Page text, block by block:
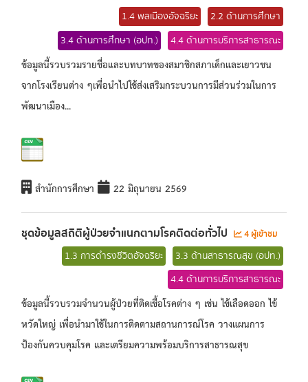
1.4 พลเมืองอัจฉริยะ
2.2 ด้านการศึกษา
3.4 ด้านการศึกษา (อปท.)
4.4 ด้านการบริการสาธารณะ
ข้อมูลนี้รวบรวมรายชื่อและบทบาทของสมาชิกสภาเด็กและเยาวชน
จากโรงเรียนต่าง ๆเพื่อนำไปใช้ส่งเสริมกระบวนการมีส่วนร่วมในการ
พัฒนาเมือง...
สำนักการศึกษา 22 มิถุนายน 2569
ชุดข้อมูลสถิติผู้ป่วยจำแนกตามโรคติดต่อทั่วไป 4 ผู้เข้าชม
1.3 การดำรงชีวิตอัจฉริยะ
3.3 ด้านสาธารณสุข (อปท.)
4.4 ด้านการบริการสาธารณะ
ข้อมูลนี้รวบรวมจำนวนผู้ป่วยที่ติดเชื้อโรคต่าง ๆ เช่น ไข้เลือดออก ไข้
หวัดใหญ่ เพื่อนำมาใช้ในการติดตามสถานการณ์โรค วางแผนการ
ป้องกันควบคุมโรค และเตรียมความพร้อมบริการสาธารณสุข